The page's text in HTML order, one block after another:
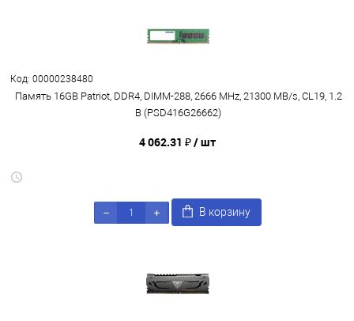
Код: 00000238480
Память 16GB Patriot, DDR4, DIMM-288, 2666 MHz, 21300 MB/s, CL19, 1.2
В (PSD416G26662)
4 062.31 ₽/ шт
В корзину